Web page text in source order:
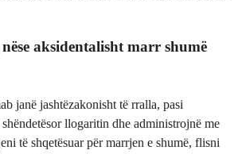
aksidentalisht marr shumë
janë jashtëzakonisht të rralla, pasi
llogaritin dhe administrojnë me
të shqetësuar për marrjen e shumë, flisni